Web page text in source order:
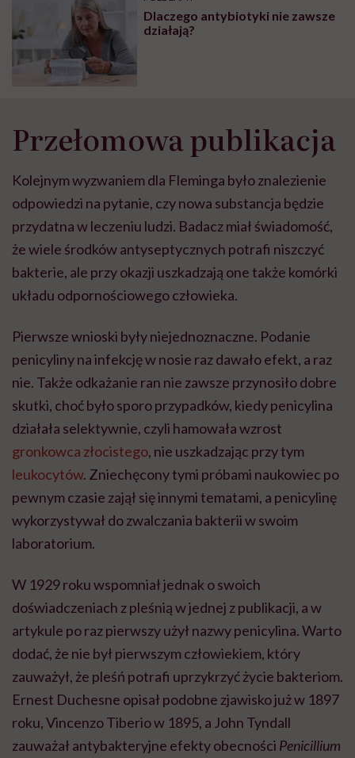
Dlaczego antybiotyki nie zawsze
działają?
Przełomowa publikacja
Kolejnym wyzwaniem dla Fleminga było znalezienie
odpowiedzi na pytanie, czy nowa substancja będzie
przydatna w leczeniu ludzi. Badacz miał świadomość,
że wiele środków antyseptycznych potrafi niszczyć
bakterie, ale przy okazji uszkadzają one także komórki
układu odpornościowego człowieka.
Pierwsze wnioski były niejednoznaczne. Podanie
penicyliny na infekcję w nosie raz dawało efekt, a raz
nie. Także odkażanie ran nie zawsze przynosiło dobre
skutki, choć było sporo przypadków, kiedy penicylina
działała selektywnie, czyli hamowała wzrost
gronkowca złocistego, nie uszkadzając przy tym
leukocytów. Zniechęcony tymi próbami naukowiec po
pewnym czasie zajął się innymi tematami, a penicylinę
wykorzystywał do zwalczania bakterii w swoim
laboratorium.
W 1929 roku wspomniał jednak o swoich
doświadczeniach z pleśnią w jednej z publikacji, a w
artykule po raz pierwszy użył nazwy penicylina. Warto
dodać, że nie był pierwszym człowiekiem, który
zauważył, że pleśń potrafi uprzykrzyć życie bakteriom.
Ernest Duchesne opisał podobne zjawisko już w 1897
roku, Vincenzo Tiberio w 1895, a John Tyndall
zauważał antybakteryjne efekty obecności Penicillium